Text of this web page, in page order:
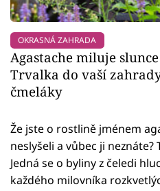
OKRASNÁ ZAHRADA
Agastache miluje
Trvalka do vaší
čmeláky
Že jste o rostlině jménem
neslyšeli a vůbec ji
Jedná se o byliny z čeledi
každého milovníka